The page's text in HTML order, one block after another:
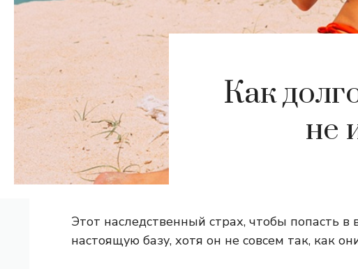
Как
не
Этот наследственный страх, чтобы попасть
настоящую базу, хотя он не совсем так, как